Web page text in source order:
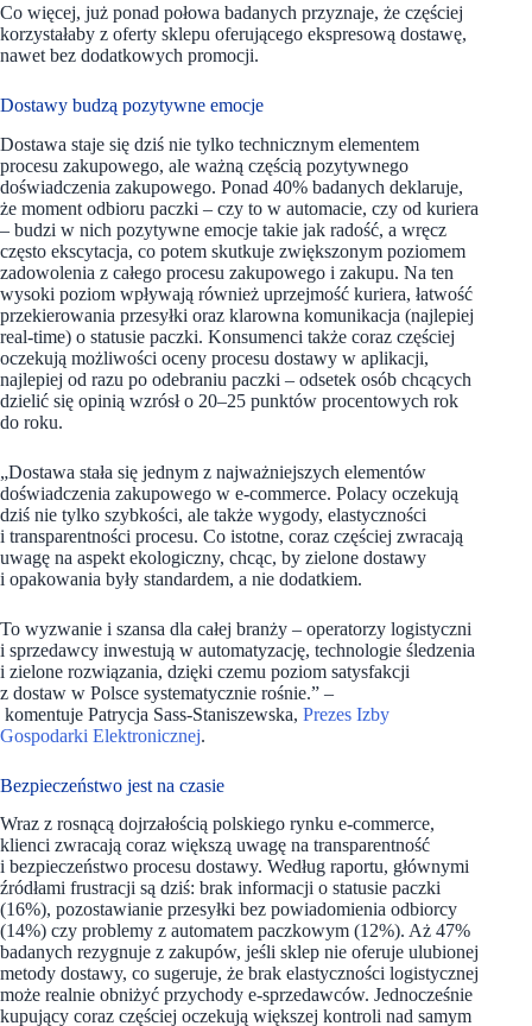
Co więcej, już ponad połowa badanych przyznaje, że częściej
korzystałaby z oferty sklepu oferującego ekspresową dostawę,
nawet bez dodatkowych promocji.
Dostawy budzą pozytywne emocje
Dostawa staje się dziś nie tylko technicznym elementem
procesu zakupowego, ale ważną częścią pozytywnego
doświadczenia zakupowego. Ponad 40% badanych deklaruje,
że moment odbioru paczki – czy to w automacie, czy od kuriera
– budzi w nich pozytywne emocje takie jak radość, a wręcz
często ekscytacja, co potem skutkuje zwiększonym poziomem
zadowolenia z całego procesu zakupowego i zakupu. Na ten
wysoki poziom wpływają również uprzejmość kuriera, łatwość
przekierowania przesyłki oraz klarowna komunikacja (najlepiej
real-time) o statusie paczki. Konsumenci także coraz częściej
oczekują możliwości oceny procesu dostawy w aplikacji,
najlepiej od razu po odebraniu paczki – odsetek osób chcących
dzielić się opinią wzrósł o 20–25 punktów procentowych rok
do roku.
„Dostawa stała się jednym z najważniejszych elementów
doświadczenia zakupowego w e-commerce. Polacy oczekują
dziś nie tylko szybkości, ale także wygody, elastyczności
i transparentności procesu. Co istotne, coraz częściej zwracają
uwagę na aspekt ekologiczny, chcąc, by zielone dostawy
i opakowania były standardem, a nie dodatkiem.
To wyzwanie i szansa dla całej branży – operatorzy logistyczni
i sprzedawcy inwestują w automatyzację, technologie śledzenia
i zielone rozwiązania, dzięki czemu poziom satysfakcji
z dostaw w Polsce systematycznie rośnie.” –
komentuje Patrycja Sass-Staniszewska, Prezes Izby
Gospodarki Elektronicznej.
Bezpieczeństwo jest na czasie
Wraz z rosnącą dojrzałością polskiego rynku e-commerce,
klienci zwracają coraz większą uwagę na transparentność
i bezpieczeństwo procesu dostawy. Według raportu, głównymi
źródłami frustracji są dziś: brak informacji o statusie paczki
(16%), pozostawianie przesyłki bez powiadomienia odbiorcy
(14%) czy problemy z automatem paczkowym (12%). Aż 47%
badanych rezygnuje z zakupów, jeśli sklep nie oferuje ulubionej
metody dostawy, co sugeruje, że brak elastyczności logistycznej
może realnie obniżyć przychody e‑sprzedawców. Jednocześnie
kupujący coraz częściej oczekują większej kontroli nad samym